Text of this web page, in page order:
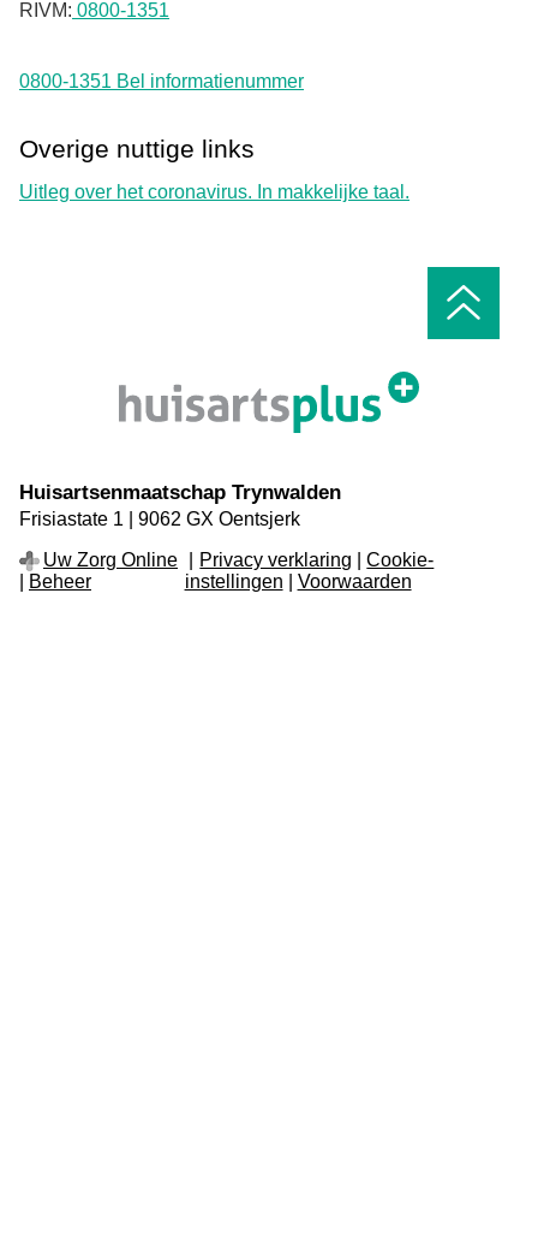
RIVM: 0800-1351
0800-1351 Bel informatienummer
Overige nuttige links
Uitleg over het coronavirus. In makkelijke taal.
Huisartsenmaatschap Trynwalden
Frisiastate 1 9062 GX Oentsjerk
Uw Zorg Online
Beheer
Privacy verklaring |Cookie-
instellingen
Voorwaarden